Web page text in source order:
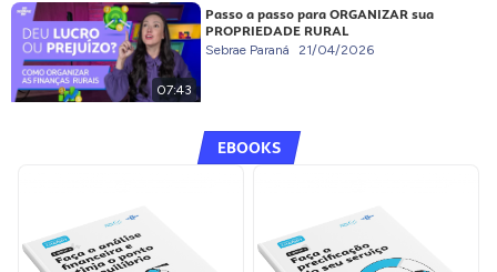
07:43
Passo a passo para ORGANIZAR sua
PROPRIEDADE RURAL
Sebrae Paraná 21/04/2026
EBOOKS